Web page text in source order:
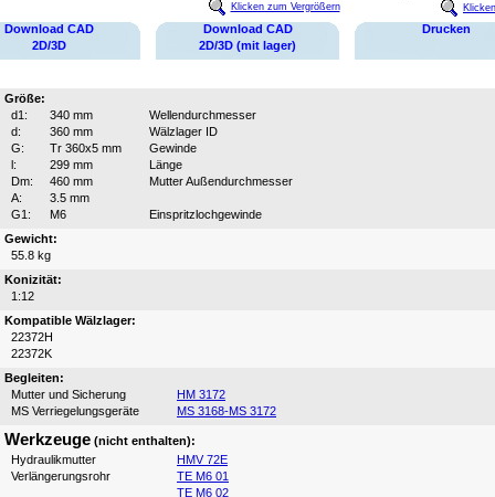
Klicken zum Vergrößern
Download CAD
2D/3D
Download CAD
2D/3D (mit lager)
Drucken
Größe:
d1:
340 mm
Wellendurchmesser
d:
360 mm
Wälzlager ID
G:
Tr 360x5 mm
Gewinde
l:
299 mm
Länge
Dm:
460 mm
Mutter Außendurchmesser
A:
3.5 mm
G1:
M6
Einspritzlochgewinde
Gewicht:
55.8 kg
Konizität:
1:12
Kompatible Wälzlager:
22372H
22372K
Begleiten:
Mutter und Sicherung
HM 3172
MS Verriegelungsgeräte
MS 3168-MS 3172
Werkzeuge (nicht enthalten):
Hydraulikmutter
HMV 72E
Verlängerungsrohr
TE M6 01
TE M6 02